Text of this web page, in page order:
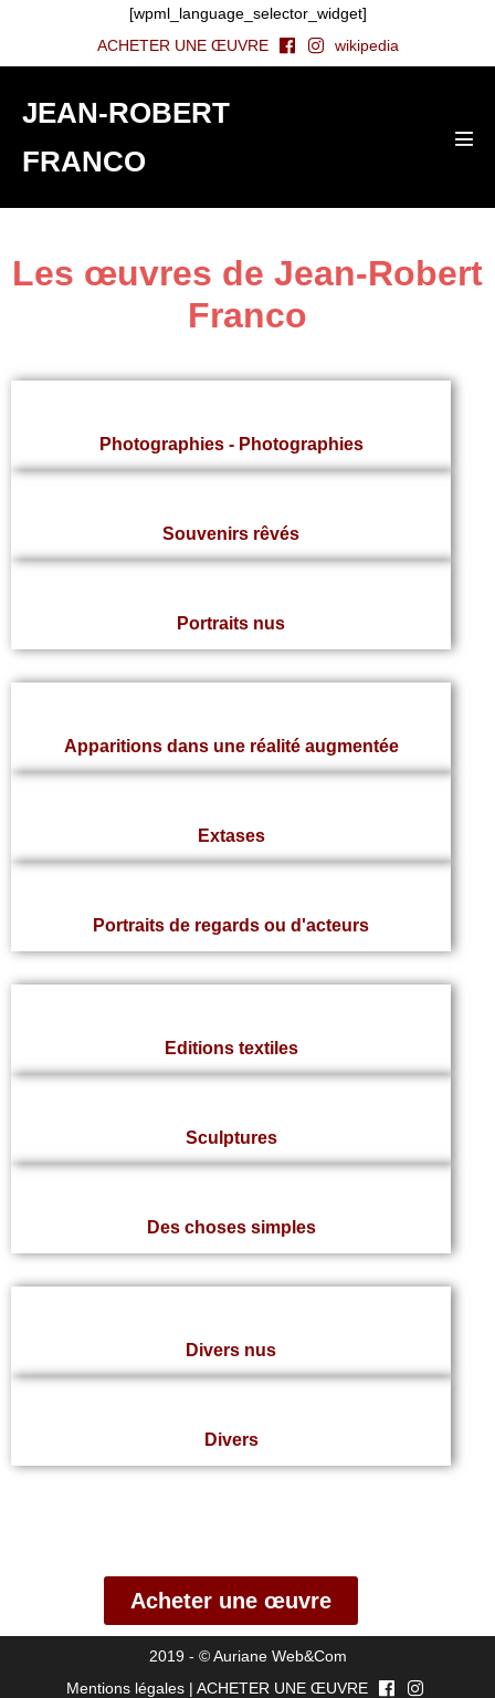
[wpml_language_selector_widget]
ACHETER UNE ŒUVRE
wikipedia
JEAN-ROBERT
FRANCO
Les œuvres de Jean-Robert
Franco
Photographies - Photographies
Souvenirs rêvés
Portraits nus
Apparitions dans une réalité augmentée
Extases
Portraits de regards ou d'acteurs
Editions textiles
Sculptures
Des choses simples
Divers nus
Divers
Acheter une œuvre
2019 - ©Auriane Web&Com
Mentions légales| ACHETER UNE ŒUVRE